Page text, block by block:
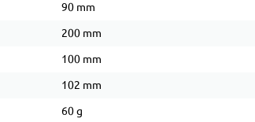
90 mm
200 mm
100 mm
102 mm
60 g